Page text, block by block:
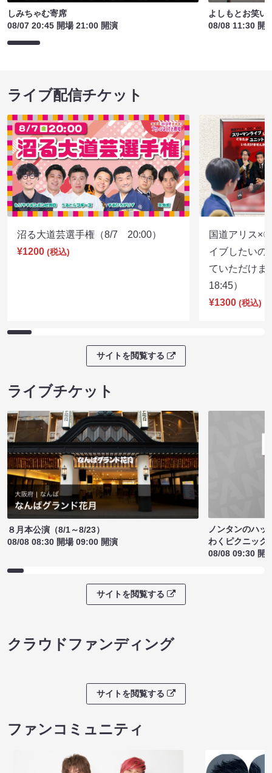
しみちゃむ寄席
08/07 20:45 開場 21:00 開演
よしもとお笑い
08/08 11:30 開
ライブ配信チケット
沼る大道芸選手権（8/7 20:00）
¥1200 (税込)
国道アリス×
イブしたいの
ていただけ
18:45）
¥1300 (税込)
サイトを閲覧する
ライブチケット
８月本公演（8/1～8/23）
08/08 08:30 開場 09:00 開演
ノンタンのハッ
わくピクニック
08/08 09:30 開
サイトを閲覧する
クラウドファンディング
サイトを閲覧する
ファンコミュニティ